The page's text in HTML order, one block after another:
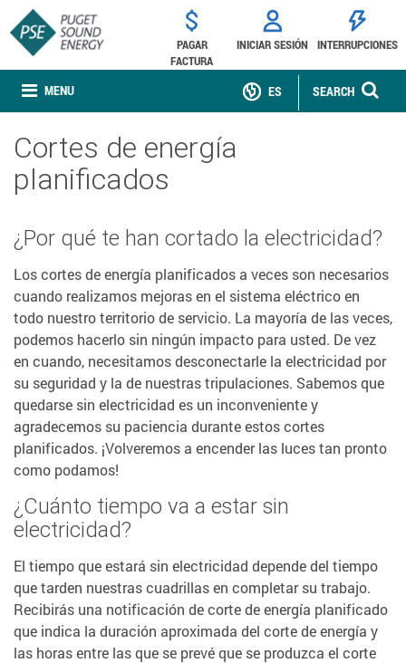
MENU
PAGAR
FACTURA
INICIAR SESIÓN INTERRUPCIONES
SEARCH
ES
Cortes de energía
planificados
¿Por qué te han cortado la electricidad?
Los cortes de energía planificados a veces son necesarios
cuando realizamos mejoras en el sistema eléctrico en
todo nuestro territorio de servicio. La mayoría de las veces,
podemos hacerlo sin ningún impacto para usted. De vez
en cuando, necesitamos desconectarle la electricidad por
su seguridad y la de nuestras tripulaciones. Sabemos que
quedarse sin electricidad es un inconveniente y
agradecemos su paciencia durante estos cortes
planificados. ¡Volveremos a encender las luces tan pronto
como podamos!
¿Cuánto tiempo va a estar sin
electricidad?
El tiempo que estará sin electricidad depende del tiempo
que tarden nuestras cuadrillas en completar su trabajo.
Recibirás una notificación de corte de energía planificado
que indica la duración aproximada del corte de energía y
las horas entre las que se prevé que se produzca el corte